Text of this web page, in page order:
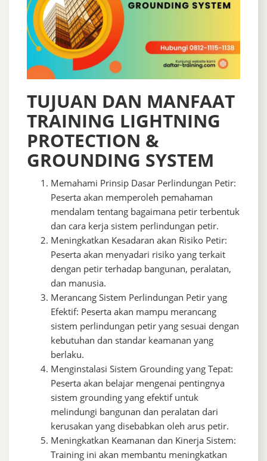
TUJUAN DAN MANFAAT
TRAINING LIGHTNING
PROTECTION &
GROUNDING SYSTEM
Memahami Prinsip Dasar Perlindungan Petir:
Peserta akan memperoleh pemahaman
mendalam tentang bagaimana petir terbentuk
dan cara kerja sistem perlindungan petir.
Meningkatkan Kesadaran akan Risiko Petir:
Peserta akan menyadari risiko yang terkait
dengan petir terhadap bangunan, peralatan,
dan manusia.
Merancang Sistem Perlindungan Petir yang
Efektif: Peserta akan mampu merancang
sistem perlindungan petir yang sesuai dengan
kebutuhan dan standar keamanan yang
berlaku.
Menginstalasi Sistem Grounding yang Tepat:
Peserta akan belajar mengenai pentingnya
sistem grounding yang efektif untuk
melindungi bangunan dan peralatan dari
kerusakan yang disebabkan oleh arus petir.
Meningkatkan Keamanan dan Kinerja Sistem:
Training ini akan membantu meningkatkan